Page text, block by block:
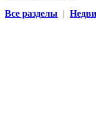
Все разделы |